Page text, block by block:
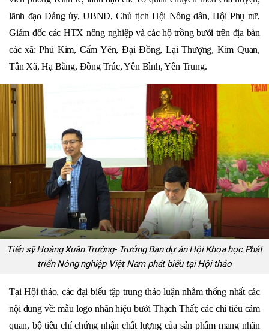
lãnh đạo Đảng ủy, UBND, Chủ tịch Hội Nông dân, Hội Phụ nữ,
Giám đốc các HTX nông nghiệp và các hộ trồng bưởi trên địa bàn
các xã: Phú Kim, Cẩm Yên, Đại Đồng, Lại Thượng, Kim Quan,
Tân Xã, Hạ Bằng, Đồng Trúc, Yên Bình, Yên Trung.
Tiến sỹ Hoàng Xuân Trường- Trưởng Ban dự án Hội Khoa học Phát
triển Nông nghiệp Việt Nam phát biểu tại Hội thảo
Tại Hội thảo, các đại biểu tập trung thảo luận nhằm thống nhất các
nội dung về: mẫu logo nhãn hiệu bưởi Thạch Thất; các chỉ tiêu cảm
quan, bộ tiêu chí chứng nhận chất lượng của sản phẩm mang nhãn